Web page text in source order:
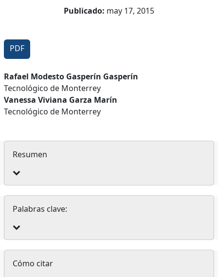
Publicado: may 17, 2015
PDF
Contenido
principal
del
artículo
Rafael Modesto Gasperín Gasperín
Tecnológico de Monterrey
Vanessa Viviana Garza Marín
Tecnológico de Monterrey
Resumen
Palabras clave:
Detalles
del
Cómo citar